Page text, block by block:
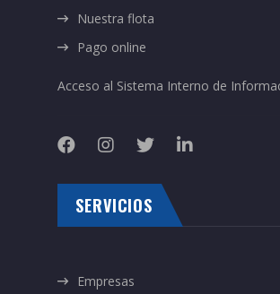
Nuestra flota
Pago online
Acceso al Sistema Interno de
SERVICIOS
Empresas